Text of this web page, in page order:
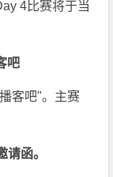
4比赛将于当
吧
客吧"。主赛
函。